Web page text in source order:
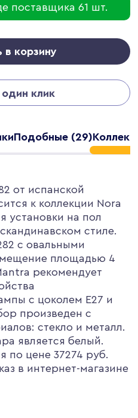
поставщика 61 шт.
в корзину
один клик
Подобные (29)
от испанской
к коллекции Nora
установки на пол
стиле.
с овальными
площадью 4
рекомендует
с цоколем E27 и
произведен с
стекло и металл.
является белый.
по цене 37274 руб.
в интернет-магазине